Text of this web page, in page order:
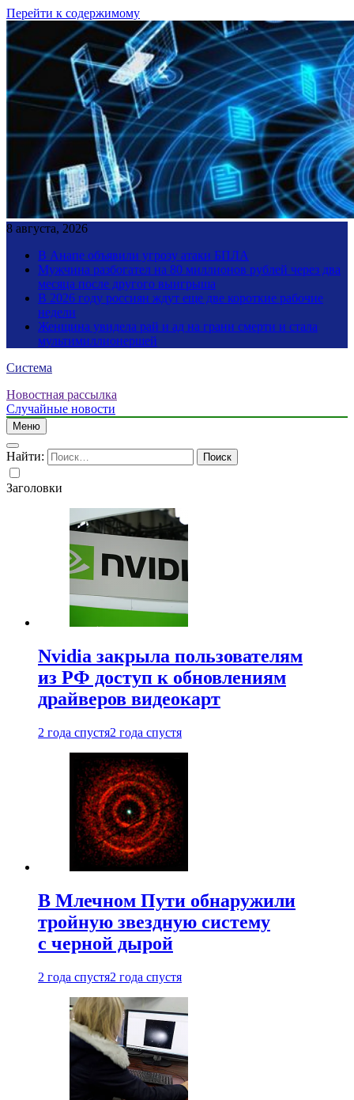
Перейти к содержимому
8 августа, 2026
В Анапе объявили угрозу атаки БПЛА
Мужчина разбогател на 80 миллионов рублей через два
месяца после другого выигрыша
В 2026 году россиян ждут еще две короткие рабочие
недели
Женщина увидела рай и ад на грани смерти и стала
мультимиллионершей
Система
Новостная рассылка
Случайные новости
Меню
Найти:
Заголовки
Nvidia закрыла пользователям
из РФ доступ к обновлениям
драйверов видеокарт
2 года спустя2 года спустя
В Млечном Пути обнаружили
тройную звездную систему
с черной дырой
2 года спустя2 года спустя